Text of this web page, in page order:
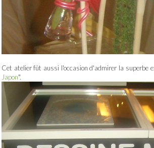
Cet atelier fût aussi l'occasion d'admirer la superbe
Japon".